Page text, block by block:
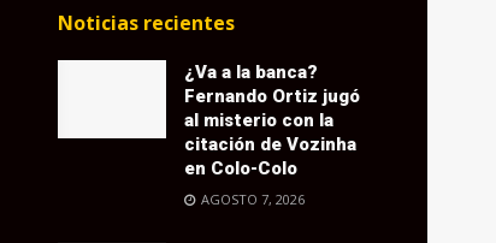
Noticias recientes
¿Va a la banca?
Fernando Ortiz jugó
al misterio con la
citación de Vozinha
en Colo-Colo
AGOSTO 7, 2026